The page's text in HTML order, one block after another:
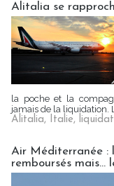
Alitalia se
la poche et la
jamais de la liquidation.
Alitalia, Italie,
Air Méditerranée :
remboursés mais...